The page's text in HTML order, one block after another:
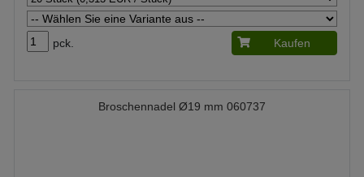
pck. Kaufen
Broschennadel Ø19 mm 060737